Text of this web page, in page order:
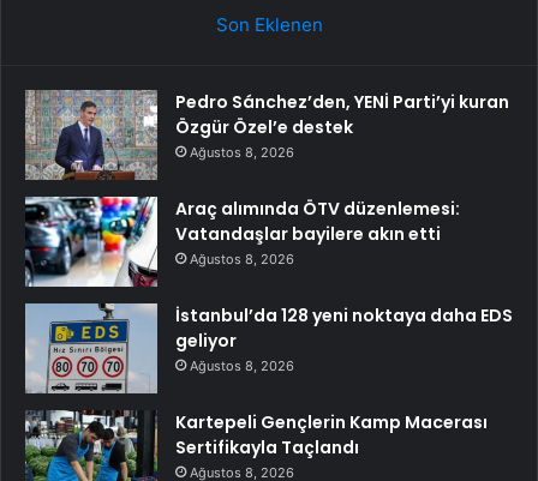
Son Eklenen
Pedro Sánchez’den, YENİ Parti’yi kuran
Özgür Özel’e destek
Ağustos 8, 2026
Araç alımında ÖTV düzenlemesi:
Vatandaşlar bayilere akın etti
Ağustos 8, 2026
İstanbul’da 128 yeni noktaya daha EDS
geliyor
Ağustos 8, 2026
Kartepeli Gençlerin Kamp Macerası
Sertifikayla Taçlandı
Ağustos 8, 2026